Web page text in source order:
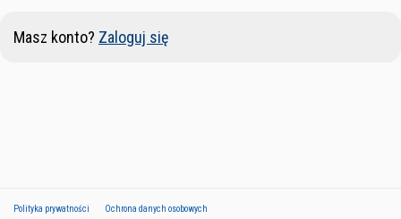
Masz konto? Zaloguj się
Polityka prywatności Ochrona danych osobowych